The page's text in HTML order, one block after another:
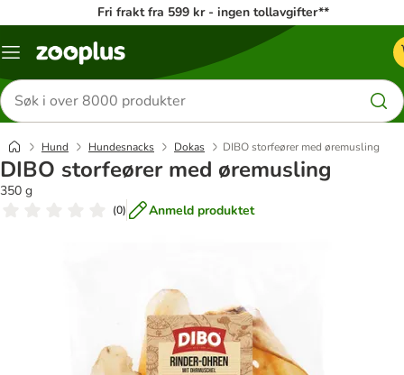
Fri frakt fra 599 kr - ingen tollavgifter**
Katalogmeny
Søk
etter
produkter
Hund Hundesnacks Dokas DIBO storfeører med øremusling
DIBO storfeører med øremusling
350 g
(0) Anmeld produktet